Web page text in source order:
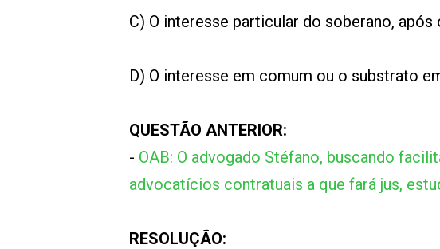
C) O interesse particular do soberano,
D) O interesse em comum ou o substrato
QUESTÃO ANTERIOR:
- OAB: O advogado Stéfano, buscando
advocatícios contratuais a que fará jus,
RESOLUÇÃO: